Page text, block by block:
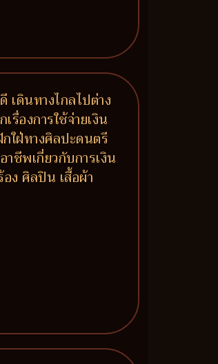
ดินทางไกลไปต่าง
องการใช้จ่ายเงิน
ใฝ่ทางศิลปะดนตรี
ชีพเกี่ยวกับการเงิน
ง ศิลปิน เสื้อผ้า